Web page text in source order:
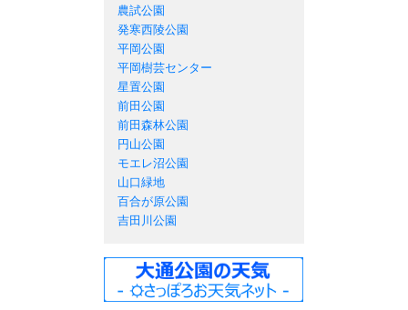
農試公園
発寒西陵公園
平岡公園
平岡樹芸センター
星置公園
前田公園
前田森林公園
円山公園
モエレ沼公園
山口緑地
百合が原公園
吉田川公園